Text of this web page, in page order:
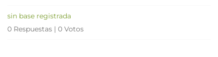
sin base registrada
0 Respuestas | 0 Votos